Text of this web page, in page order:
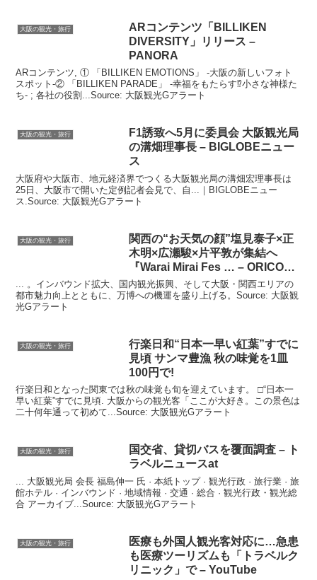
大阪の観光・旅行
ARコンテンツ「BILLIKEN
DIVERSITY」リリース –
PANORA
ARコンテンツ, ① 「BILLIKEN EMOTIONS」 -大阪の新しいフォト
スポット-② 「BILLIKEN PARADE」 -幸福をもたらす⁉小さな神様た
ち- ; 各社の役割...Source: 大阪観光Gアラート
大阪の観光・旅行 F1誘致へ5月に委員会 大阪観光局
の溝畑理事長 – BIGLOBEニュー
ス
大阪府や大阪市、地元経済界でつくる大阪観光局の溝畑宏理事長は
25日、大阪市で開いた定例記者会見で、自...｜BIGLOBEニュー
ス.Source: 大阪観光Gアラート
大阪の観光・旅行
関西の“お天気の顔”塩見泰子×正
木明×広瀬駿×片平敦が集結へ
『Warai Mirai Fes … – ORICON
NEWS
... 。インバウンド拡大、国内観光振興、そして大阪・関西エリアの
都市魅力向上とともに、万博への機運を盛り上げる。Source: 大阪観
光Gアラート
大阪の観光・旅行
行楽日和“日本一早い紅葉”すでに
見頃 サンマ豊漁 秋の味覚を1皿
100円で!
行楽日和となった関東では秋の味覚も旬を迎えています。 □“日本一
早い紅葉”すでに見頃. 大阪からの観光客「ここが大好き。この景色は
二十何年通って初めて...Source: 大阪観光Gアラート
大阪の観光・旅行
国交省、貸切バスを覆面調査 – ト
ラベルニュースat
... 大阪観光局 会長 福島伸一 氏 · 本紙トップ · 観光行政 · 旅行業 · 旅
館ホテル · インバウンド · 地域情報 · 交通 · 総合 · 観光行政・観光総
合 アーカイブ...Source: 大阪観光Gアラート
大阪の観光・旅行 医療も外国人観光客対応に…急患
も医療ツーリズムも「トラベルク
リニック」で – YouTube